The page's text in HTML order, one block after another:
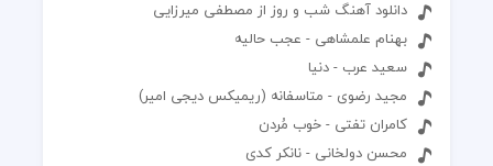
دانلود آهنگ شب و روز از مصطفی میرزایی
بهنام علمشاهی - عجب حالیه
سعید عرب - دنیا
مجید رضوی - متاسفانه (ریمیکس دیجی امیر)
کامران تفتی - خوب مُردن
محسن دولخانی - نانکر کدی